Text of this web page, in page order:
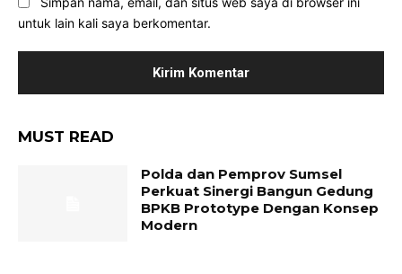
untuk lain kali saya berkomentar.
MUST READ
Polda dan Pemprov Sumsel
Perkuat Sinergi Bangun Gedung
BPKB Prototype Dengan Konsep
Modern